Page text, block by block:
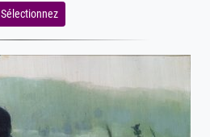
Sélectionnez